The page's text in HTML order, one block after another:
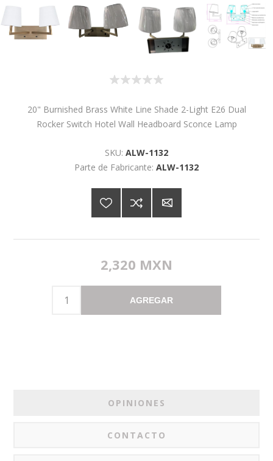
20" Burnished Brass White Line Shade 2-Light E26 Dual
Rocker Switch Hotel Wall Headboard Sconce Lamp
SKU: ALW-1132
Parte de Fabricante: ALW-1132
2,320 MXN
AGREGAR
OPINIONES
CONTACTO